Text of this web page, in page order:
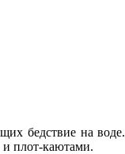
бедствие на воде.
и плот-каютами.